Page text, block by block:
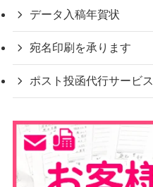
データ入稿年賀状
宛名印刷を承ります
ポスト投函代行サービス